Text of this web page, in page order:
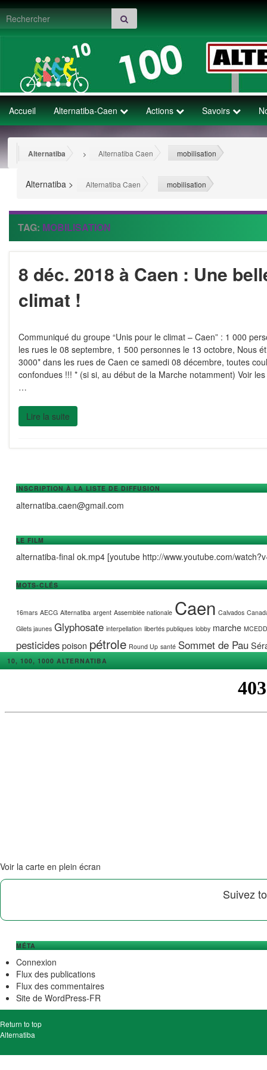
Search for:
Accueil Alternatiba-Caen Actions Savoirs
Alternatiba > Alternatiba Caen mobilisation
Alternatiba > Alternatiba Caen mobilisation
TAG: MOBILISATION
8 déc. 2018 à Caen : Une
climat !
Communiqué du groupe “Unis pour le climat – Caen” : 1 000
les rues le 08 septembre, 1 500 personnes le 13 octobre, Nous
3000* dans les rues de Caen ce samedi 08 décembre, toutes
confondues !!! * (si si, au début de la Marche notamment) Voir
…
Lire la suite
INSCRIPTION À LA LISTE DE DIFFUSION
alternatiba.caen@gmail.com
LE FILM
alternatiba-final ok.mp4 [youtube http://www.youtube.com/
MOTS-CLÉS
16mars AECG Alternatiba argent Assemblée nationale Caen Calvados
Gilets jaunes Glyphosate interpellation libertés publiques lobby marche MCEDD
pesticidespoison pétrole Round Up santé Sommet de Pau
10, 100, 1000 ALTERNATIBA
Voir la carte en plein écran
Suivez
MÉTA
Connexion
Flux des publications
Flux des commentaires
Site de WordPress-FR
Return to top
Alternatiba